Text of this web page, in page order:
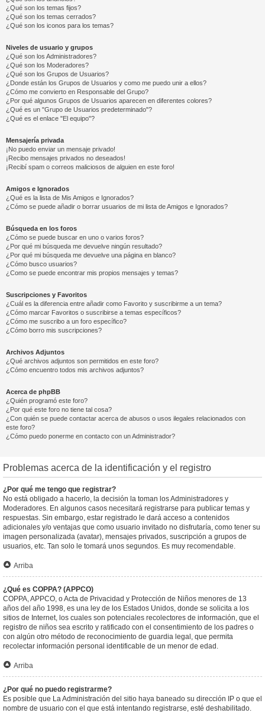
¿Qué son los temas fijos?
¿Qué son los temas cerrados?
¿Qué son los iconos para los temas?
Niveles de usuario y grupos
¿Qué son los Administradores?
¿Qué son los Moderadores?
¿Qué son los Grupos de Usuarios?
¿Donde están los Grupos de Usuarios y como me puedo unir a ellos?
¿Cómo me convierto en Responsable del Grupo?
¿Por qué algunos Grupos de Usuarios aparecen en diferentes colores?
¿Qué es un "Grupo de Usuarios predeterminado"?
¿Qué es el enlace "El equipo"?
Mensajería privada
¡No puedo enviar un mensaje privado!
¡Recibo mensajes privados no deseados!
¡Recibí spam o correos maliciosos de alguien en este foro!
Amigos e Ignorados
¿Qué es la lista de Mis Amigos e Ignorados?
¿Cómo se puede añadir o borrar usuarios de mi lista de Amigos e Ignorados?
Búsqueda en los foros
¿Cómo se puede buscar en uno o varios foros?
¿Por qué mi búsqueda me devuelve ningún resultado?
¿Por qué mi búsqueda me devuelve una página en blanco?
¿Cómo busco usuarios?
¿Como se puede encontrar mis propios mensajes y temas?
Suscripciones y Favoritos
¿Cuál es la diferencia entre añadir como Favorito y suscribirme a un tema?
¿Cómo marcar Favoritos o suscribirse a temas específicos?
¿Cómo me suscribo a un foro específico?
¿Cómo borro mis suscripciones?
Archivos Adjuntos
¿Qué archivos adjuntos son permitidos en este foro?
¿Cómo encuentro todos mis archivos adjuntos?
Acerca de phpBB
¿Quién programó este foro?
¿Por qué este foro no tiene tal cosa?
¿Con quién se puede contactar acerca de abusos o usos ilegales relacionados con
este foro?
¿Cómo puedo ponerme en contacto con un Administrador?
Problemas acerca de la identificación y el registro
¿Por qué me tengo que registrar?
No está obligado a hacerlo, la decisión la toman los Administradores y
Moderadores. En algunos casos necesitará registrarse para publicar temas y
respuestas. Sin embargo, estar registrado le dará acceso a contenidos
adicionales y/o ventajas que como usuario invitado no disfrutaría, como tener su
imagen personalizada (avatar), mensajes privados, suscripción a grupos de
usuarios, etc. Tan solo le tomará unos segundos. Es muy recomendable.
Arriba
¿Qué es COPPA? (APPCO)
COPPA, APPCO, o Acta de Privacidad y Protección de Niños menores de 13
años del año 1998, es una ley de los Estados Unidos, donde se solicita a los
sitios de Internet, los cuales son potenciales recolectores de información, que el
registro de niños sea escrito y ratificado con el consentimiento de los padres o
con algún otro método de reconocimiento de guardia legal, que permita
recolectar información personal identificable de un menor de edad.
Arriba
¿Por qué no puedo registrarme?
Es posible que La Administración del sitio haya baneado su dirección IP o que el
nombre de usuario con el que está intentando registrarse, esté deshabilitado.